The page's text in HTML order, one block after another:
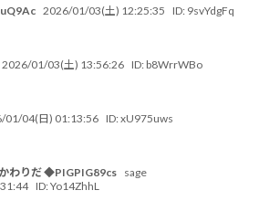
2026/01/03(土) 12:25:35 ID: 9svYdgFq
2026/01/03(土) 13:56:26 ID: b8WrrWBo
01/04(日) 01:13:56 ID:xU975uws
わりだ ◆PIGPIG89cs
sage
ID:Yo14ZhhL